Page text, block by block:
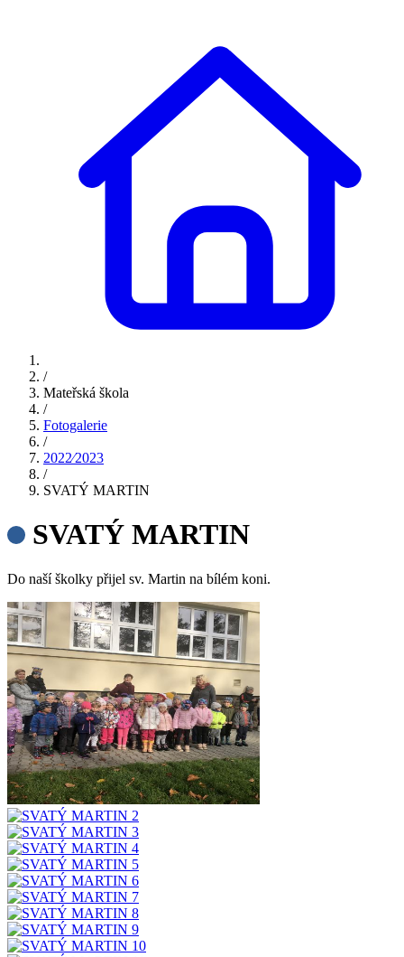
/
Mateřská škola
/
Fotogalerie
/
2022⁄2023
/
SVATÝ MARTIN
SVATÝ MARTIN
Do naší školky přijel sv. Martin na bílém koni.